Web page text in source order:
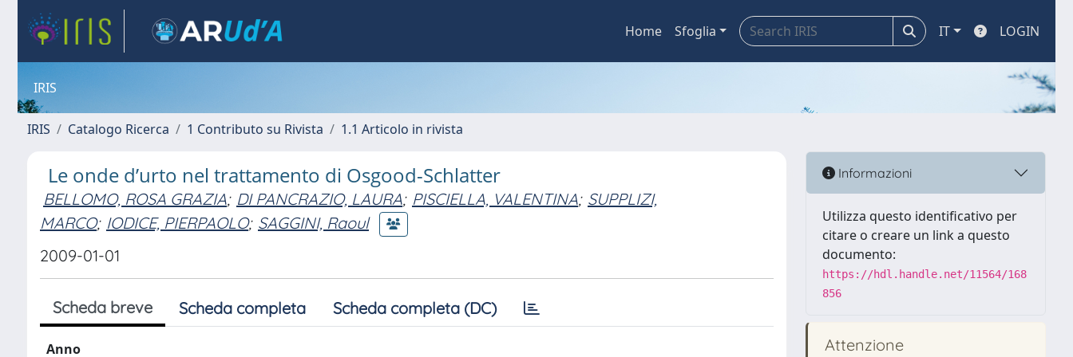
Home Sfoglia IT LOGIN
IRIS
IRIS Catalogo Ricerca 1 Contributo su Rivista 1.1 Articolo in rivista
Le onde d’urto nel trattamento di Osgood-Schlatter
BELLOMO, ROSA GRAZIA; DI PANCRAZIO, LAURA; PISCIELLA, VALENTINA; SUPPLIZI,
MARCO; IODICE, PIERPAOLO; SAGGINI, Raoul
2009-01-01
Scheda breve Scheda completa Scheda completa (DC)
Anno
Informazioni
Utilizza questo identificativo per
citare o creare un link a questo
documento:
https://hdl.handle.net/11564/168
856
Attenzione